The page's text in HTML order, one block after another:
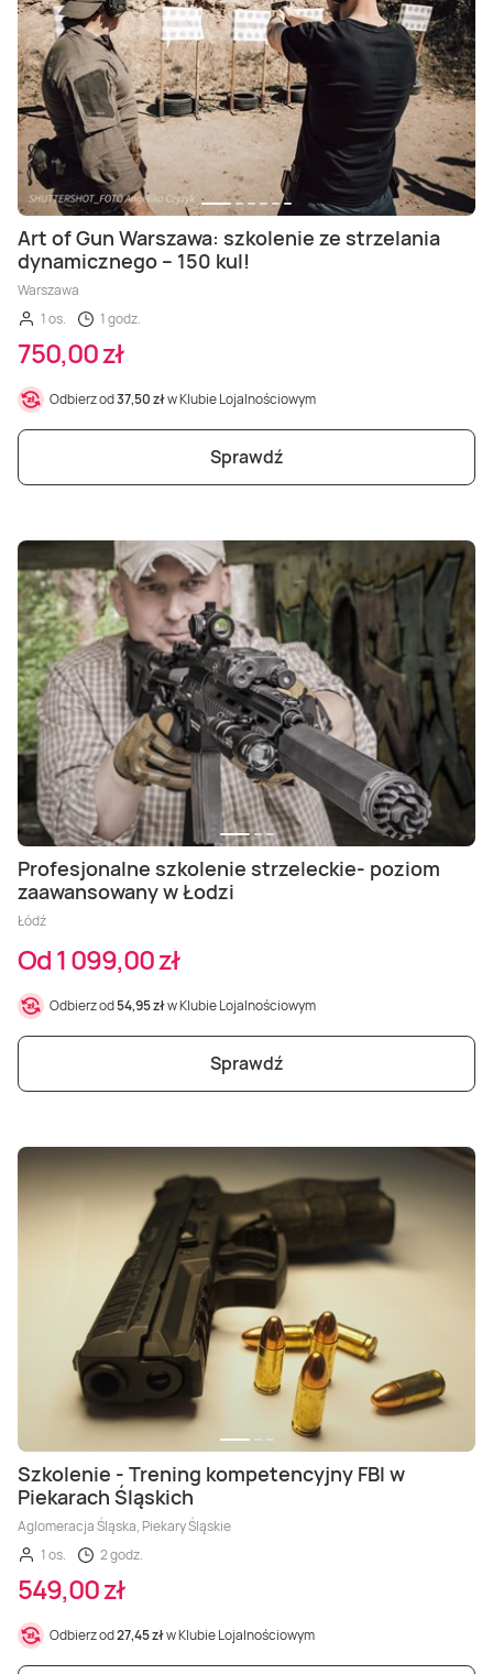
Art of Gun Warszawa: szkolenie ze strzelania
dynamicznego – 150 kul!
Warszawa
1 os.
1 godz.
750,00 zł
Odbierz od37,50 złw Klubie Lojalnościowym
Sprawdź
Profesjonalne szkolenie strzeleckie- poziom
zaawansowany w Łodzi
Łódź
Od 1 099,00 zł
Odbierz od54,95 złw Klubie Lojalnościowym
Sprawdź
Szkolenie - Trening kompetencyjny FBI w
Piekarach Śląskich
Aglomeracja Śląska, Piekary Śląskie
1 os.
2 godz.
549,00 zł
Odbierz od27,45 złw Klubie Lojalnościowym